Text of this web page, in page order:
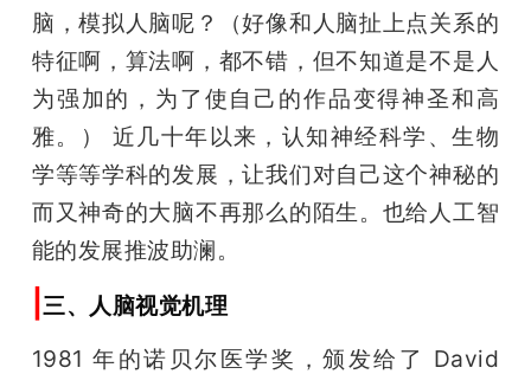
脑，模拟人脑呢？（好像和人脑扯上点关系的
特征啊，算法啊，都不错，但不知道是不是人
为强加的，为了使自己的作品变得神圣和高
雅。） 近几十年以来，认知神经科学、生物
学等等学科的发展，让我们对自己这个神秘的
而又神奇的大脑不再那么的陌生。也给人工智
能的发展推波助澜。
三、人脑视觉机理
1981 年的诺贝尔医学奖，颁发给了 David